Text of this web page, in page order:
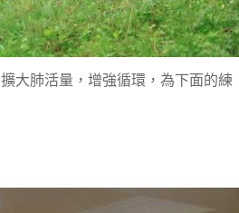
大肺活量，增強循環，為下面的練